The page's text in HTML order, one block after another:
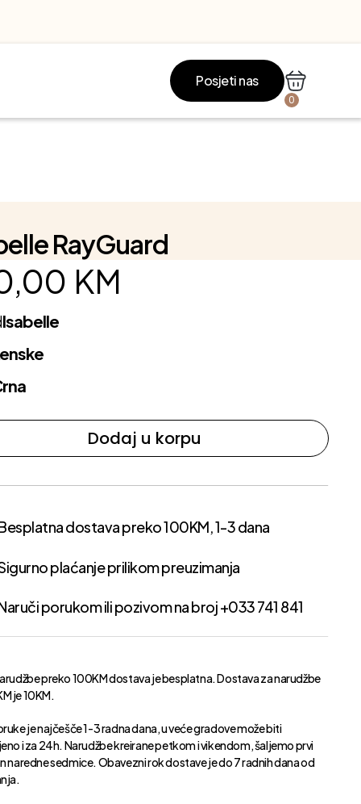
Posjeti nas
0
RayGuard
KM
Isabelle
Dodaj u korpu
dostava preko 100KM, 1-3 dana
plaćanje prilikom preuzimanja
porukom ili pozivom na broj +033 741 841
preko 100KM dostava je besplatna. Dostava za narudžbe
je 10KM.
je najčešče 1-3 radna dana, u veće gradove može biti
i za 24h. Narudžbe kreirane petkom i vikendom, šaljemo prvi
naredne sedmice. Obavezni rok dostave je do 7 radnih dana od